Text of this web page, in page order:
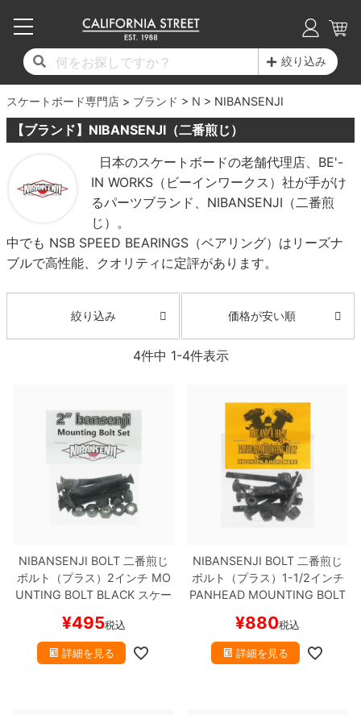
絞り込み
スケートボード専門店 ブランド N NIBANSENJI
【ブランド】NIBANSENJI（二番煎じ）
日本のスケートボードの老舗代理店、BE'-
IN WORKS（ビーインワークス）社が手がけ
るパーツブランド、NIBANSENJI（二番煎
じ）。
中でも NSB SPEED BEARINGS（ベアリング）はリーズナ
ブルで高性能、クオリティに定評があります。
絞り込み 価格が安い順
4件中 1-4件表示
NIBANSENJI BOLT 二番煎じ
ボルト（プラス）2インチ MO
UNTING BOLT BLACK スケー
¥495税込
詳細を見る
NIBANSENJI BOLT 二番煎じ
ボルト（プラス）1-1/2インチ
PANHEAD MOUNTING BOLT
ー
¥880税込
詳細を見る
17時までのご注文は当日発送！
11,000円以上で送料無料！
毎月1日はポイント5倍！10日と20日は3倍！
コンプリートセット（完成品）
デッキ
17時までのご注文は当日発送！
11,000円以上で送料無料！
毎月1日はポイント5倍！10日と20日は3倍！
デッキ新着一覧
デッキブランド一覧（全てのデッキ）
サイズからデッキを選ぶ
子供用デッキ
7.0inch以下
7.2inch
7.3inch
7.6inch
8.0inch
8.2inch
8.3inch
8.4inch
17時までのご注文は当日発送！
11,000円以上で送料無料！
毎月1日はポイント5倍！10日と20日は3倍！
トラック新着一覧
トラックブランド一覧（全てのトラック）
適合デッキサイズから選ぶ
7.0inch以下
7.2inch
7.3inch
7.5inch
7.7inch
8.3inch
8.4inch
8.5inch
ウィール
17時までのご注文は当日発送！
11,000円以上で送料無料！
毎月1日はポイント5倍！10日と20日は3倍！
ウィール新着一覧
ウィールブランド一覧（全てのウィール）
ウィールをサイズから選ぶ
50mm
51mm
52mm
53mm
55mm
63mm
64mm
スピットファイヤー F4（フォーミュラフォ
ボーンズ XF（エックスフォーミュラ）
ボーンズ STF（エスティーエフ）
パウエルペラルタ DF（ドラゴンフォーミュ
ベアリング
パーツ・その他
足回りセット（トラック・ウィールセット）
ヘルメット・パッド
練習用アイテム（初心者におすすめ）
スケートケース・バッグ
メディア（雑誌・DVD・CD）
17時までのご注文は当日発送！
11,000円以上で送料無料！
毎月1日はポイント5倍！10日と20日は3倍！
シューズ新着一覧
シューズブランド一覧
シューズをサイズから選ぶ
20cm
21cm
22cm
22.5cm
23.5cm
25.5cm
26.5cm
27cm
27.5cm
サンダル
インソール
シューレース・その他
17時までのご注文は当日発送！
11,000円以上で送料無料！
毎月1日はポイント5倍！10日と20日は3倍！
Tシャツ
ロングスリーブTシャツ
ジャケット
パーカー
トレーナー・セーター
長袖ボタンシャツ
7分袖シャツ・ラグラン
半袖シャツ
キャップ
ソックス
アンダーウエア
17時までのご注文は当日発送！
11,000円以上で送料無料！
毎月1日はポイント5倍！10日と20日は3倍！
最新ブログ一覧
カテゴリー
17時までのご注文は当日発送！
11,000円以上で送料無料！
毎月1日はポイント5倍！10日と20日は3倍！
初心者の方へ
商品情報
スタッフおすすめアイテム
ブランド紹介
17時までのご注文は当日発送！
11,000円以上で送料無料！
毎月1日はポイント5倍！10日と20日は3倍！
店舗情報
ショップライダー紹介
カリフォルニアストリートの歴史
プライバシーポリシー